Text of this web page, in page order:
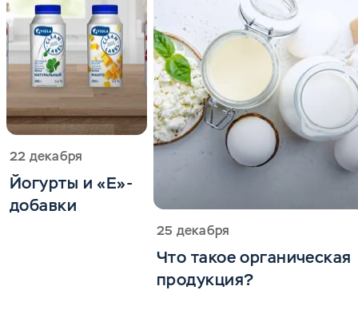
22 декабря
Йогурты и «Е»-
добавки
25 декабря
Что такое органическая
продукция?